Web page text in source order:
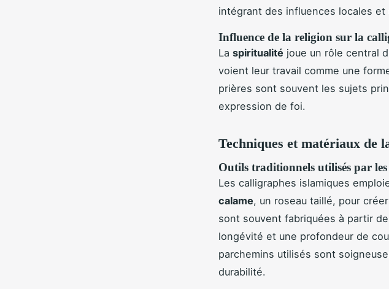
intégrant des influences locales
Influence de la religion sur la
La spiritualité joue un rôle central
voient leur travail comme une
prières sont souvent les sujets
expression de foi.
Techniques et matériaux de
Outils traditionnels utilisés par
Les calligraphes islamiques
calame, un roseau taillé, pour
sont souvent fabriquées à partir de
longévité et une profondeur de
parchemins utilisés sont
durabilité.